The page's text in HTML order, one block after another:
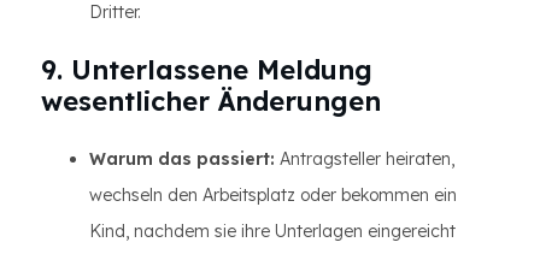
Dritter.
9. Unterlassene Meldung
wesentlicher Änderungen
Warum das passiert: Antragsteller heiraten,
wechseln den Arbeitsplatz oder bekommen ein
Kind, nachdem sie ihre Unterlagen eingereicht